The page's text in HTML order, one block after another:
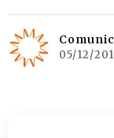
05/12/